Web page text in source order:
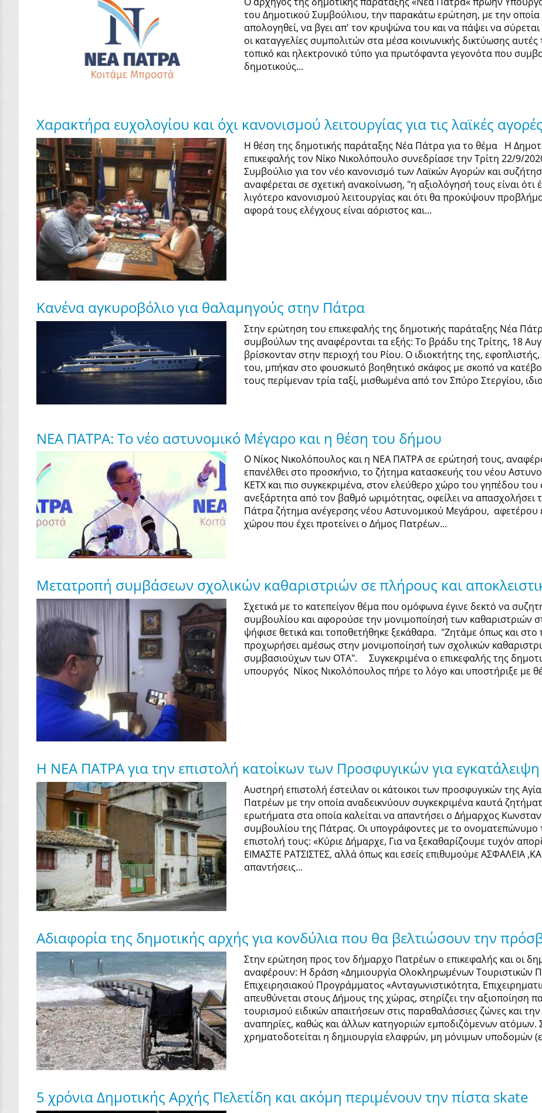
του Δημοτικού Συμβούλιου, την παρακάτω ερώτηση, με την
απολογηθεί, να βγει απ' τον κρυψώνα του και να πάψει να
οι καταγγελίες συμπολιτών στα μέσα κοινωνικής δικτύωσης
τοπικό και ηλεκτρονικό τύπο για πρωτόφαντα γεγονότα που
δημοτικούς...
Χαρακτήρα ευχολογίου και όχι κανονισμού λειτουργίας για τις λαϊκές αγορές
Η θέση της δημοτικής παράταξης Νέα Πάτρα για το θέμα Η
επικεφαλής τον Νίκο Νικολόπουλο συνεδρίασε την Τρίτη 22/9/
Συμβούλιο για τον νέο κανονισμό των Λαϊκών Αγορών και
αναφέρεται σε σχετική ανακοίνωση, "η αξιολόγησή τους είναι
λιγότερο κανονισμού λειτουργίας και ότι θα προκύψουν
αφορά τους ελέγχους είναι αόριστος και...
Κανένα αγκυροβόλιο για θαλαμηγούς στην Πάτρα
Στην ερώτηση του επικεφαλής της δημοτικής παράταξης Νέα
συμβούλων της αναφέρονται τα εξής: Το βράδυ της Τρίτης, 18
βρίσκονταν στην περιοχή του Ρίου. Ο ιδιοκτήτης της,
του, μπήκαν στο φουσκωτό βοηθητικό σκάφος με σκοπό να
τους περίμεναν τρία ταξί, μισθωμένα από τον Σπύρο Στεργίου,
ΝΕΑ ΠΑΤΡΑ: Το νέο αστυνομικό Μέγαρο και η θέση του δήμου
Ο Νίκος Νικολόπουλος και η ΝΕΑ ΠΑΤΡΑ σε ερώτησή τους,
επανέλθει στο προσκήνιο, το ζήτημα κατασκευής του νέου
ΚΕΤΧ και πιο συγκεκριμένα, στον ελεύθερο χώρο του γηπέδου
ανεξάρτητα από τον βαθμό ωριμότητας, οφείλει να
Πάτρα ζήτημα ανέγερσης νέου Αστυνομικού Μεγάρου, αφετέρου
χώρου που έχει προτείνει ο Δήμος Πατρέων...
Μετατροπή συμβάσεων σχολικών καθαριστριών σε πλήρους και
Σχετικά με το κατεπείγον θέμα που ομόφωνα έγινε δεκτό να
συμβουλίου και αφορούσε την μονιμοποίησή των καθαριστριών
ψήφισε θετικά και τοποθετήθηκε ξεκάθαρα. "Ζητάμε όπως και
προχωρήσει αμέσως στην μονιμοποίησή των σχολικών
συμβασιούχων των ΟΤΑ". Συγκεκριμένα ο επικεφαλής της
υπουργός Νίκος Νικολόπουλος πήρε το λόγο και υποστήριξε με
Η ΝΕΑ ΠΑΤΡΑ για την επιστολή κατοίκων των Προσφυγικών για εγκατάλειψη
Αυστηρή επιστολή έστειλαν οι κάτοικοι των προσφυγικών της
Πατρέων με την οποία αναδεικνύουν συγκεκριμένα καυτά
ερωτήματα στα οποία καλείται να απαντήσει ο Δήμαρχος
συμβουλίου της Πάτρας. Οι υπογράφοντες με το ονοματεπώνυμο
επιστολή τους: «Κύριε Δήμαρχε, Για να ξεκαθαρίζουμε τυχόν
ΕΙΜΑΣΤΕ ΡΑΤΣΙΣΤΕΣ, αλλά όπως και εσείς επιθυμούμε ΑΣΦΑΛΕΙΑ
απαντήσεις...
Αδιαφορία της δημοτικής αρχής για κονδύλια που θα βελτιώσουν την
Στην ερώτηση προς τον δήμαρχο Πατρέων ο επικεφαλής και οι
αναφέρουν: Η δράση «Δημιουργία Ολοκληρωμένων
Επιχειρησιακού Προγράμματος «Ανταγωνιστικότητα,
απευθύνεται στους Δήμους της χώρας, στηρίζει την αξιοποίηση
τουρισμού ειδικών απαιτήσεων στις παραθαλάσσιες ζώνες και
αναπηρίες, καθώς και άλλων κατηγοριών εμποδιζόμενων ατόμων.
χρηματοδοτείται η δημιουργία ελαφρών, μη μόνιμων υποδομών
5 χρόνια Δημοτικής Αρχής Πελετίδη και ακόμη περιμένουν την πίστα skate